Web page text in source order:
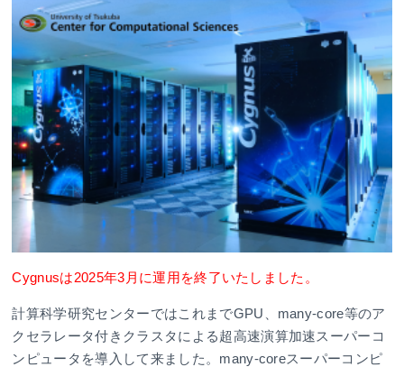
Cygnusは2025年3月に運用を終了いたしました。
計算科学研究センターではこれまでGPU、many-core等のア
クセラレータ付きクラスタによる超高速演算加速スーパーコ
ンピュータを導入して来ました。many-coreスーパーコンピ